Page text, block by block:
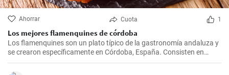
Ahorrar Cuota 1
Los mejores flamenquines de córdoba
Los flamenquines son un plato típico de la gastronomía andaluza y
se crearon específicamente en Córdoba, España. Consisten en
rollitos de jamón serrano y carne de cerdo empanados y fritos. Son
crujientes por fuera y jugosos por dentro, generalmente se sirven